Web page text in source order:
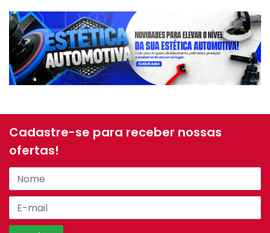
Cadastre-se para receber nossas
ofertas!